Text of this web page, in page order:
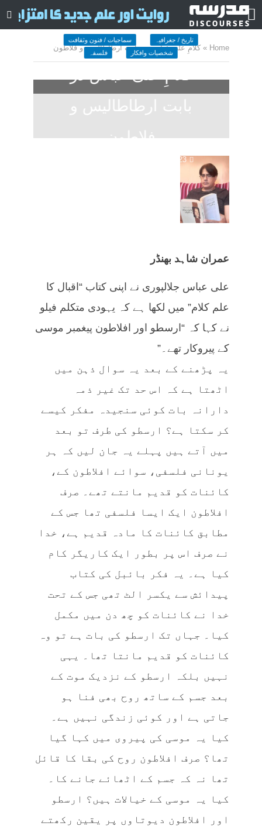
Home
»کلامِ علی عباس در بابت ارطاطالیس و فلاطون
تاریخ / جغرافیہ
سماجیات / فنون وثقافت
شخصیات وافکار
فلسفہ
کلامِ علی عباس در
بابت ارطاطالیس و
فلاطون
October 10, 2023
عمران شاہد بھنڈر
علی عباس جلالپوری نے اپنی کتاب “اقبال کا
علم کلام” میں لکھا ہے کہ یہودی متکلم فیلو
نے کہا کہ “ارسطو اور افلاطون پیغمبر موسی
کے پیروکار تھے۔”
یہ پڑھنے کے بعد یہ سوال ذہن میں
اٹھتا ہے کہ اس حد تک غیر ذمہ
دارانہ بات کوئی سنجیدہ مفکر کیسے
کر سکتا ہے؟ ارسطو کی طرف تو بعد
میں آتے ہیں پہلے یہ جان لیں کہ ہر
یونانی فلسفی، سوائے افلاطون کے،
کائنات کو قدیم مانتے تھے۔ صرف
افلاطون ایک ایسا فلسفی تھا جس کے
مطابق کائنات کا مادہ قدیم ہے، خدا
نے صرف اس پر بطور ایک کاریگر کام
کیا ہے۔ یہ فکر بائبل کی کتاب
پیدائش سے یکسر الٹ تھی جس کے تحت
خدا نے کائنات کو چھ دن میں مکمل
کیا۔ جہاں تک ارسطو کی بات ہے تو وہ
کائنات کو قدیم مانتا تھا۔ یہی
نہیں بلکہ ارسطو کے نزدیک موت کے
بعد جسم کے ساتھ روح بھی فنا ہو
جاتی ہے اور کوئی زندگی نہیں ہے۔
کیا یہ موسی کی پیروی میں کہا گیا
تھا؟ صرف افلاطون روح کی بقا کا قائل
تھا نہ کہ جسم کے اٹھائے جانے کا۔
کیا یہ موسی کے خیالات ہیں؟ ارسطو
اور افلاطون دیوتاوں پر یقین رکھتے